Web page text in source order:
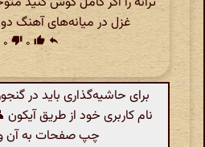
غزل در میانه‌های آهنگ
reply
thumb_up ۰ thumb_down ۰
برای حاشیه‌گذاری باید در
نام کاربری خود از طریق
چپ صفحات به آن